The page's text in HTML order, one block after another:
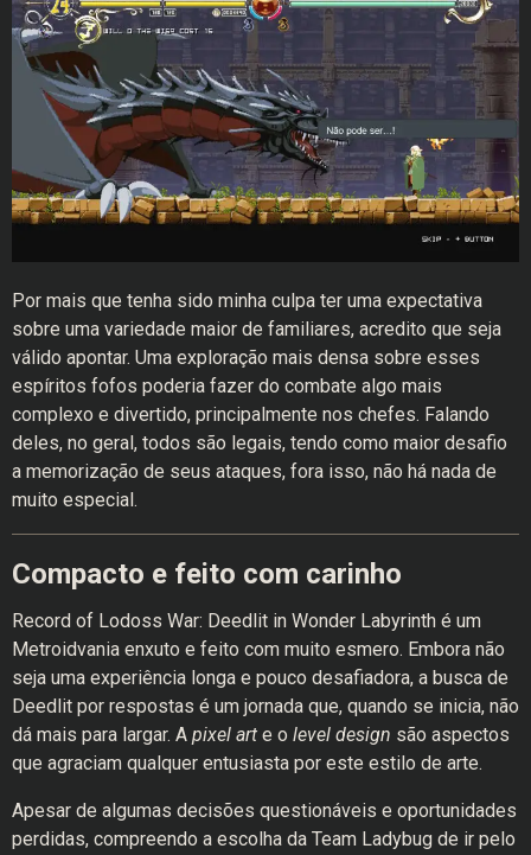
Por mais que tenha sido minha culpa ter uma expectativa
sobre uma variedade maior de familiares, acredito que seja
válido apontar. Uma exploração mais densa sobre esses
espíritos fofos poderia fazer do combate algo mais
complexo e divertido, principalmente nos chefes. Falando
deles, no geral, todos são legais, tendo como maior desafio
a memorização de seus ataques, fora isso, não há nada de
muito especial.
Compacto e feito com carinho
Record of Lodoss War: Deedlit in Wonder Labyrinth é um
Metroidvania enxuto e feito com muito esmero. Embora não
seja uma experiência longa e pouco desafiadora, a busca de
Deedlit por respostas é um jornada que, quando se inicia, não
dá mais para largar. A pixel art e o level design são aspectos
que agraciam qualquer entusiasta por este estilo de arte.
Apesar de algumas decisões questionáveis e oportunidades
perdidas, compreendo a escolha da Team Ladybug de ir pelo